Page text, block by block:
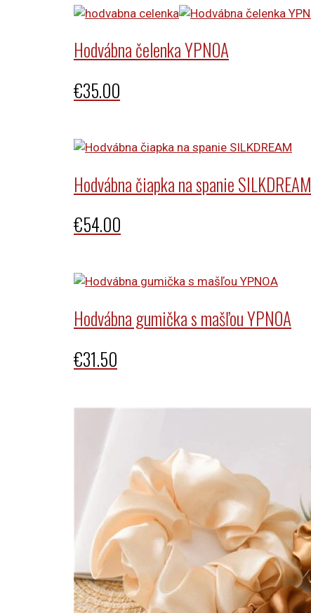
Hodvábna čelenka YPNOA
€35.00
Hodvábna čiapka na spanie SILKDREAM
€54.00
Hodvábna gumička s mašľou YPNOA
€31.50